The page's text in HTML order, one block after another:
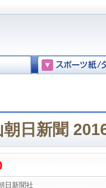
日新聞
日新聞社